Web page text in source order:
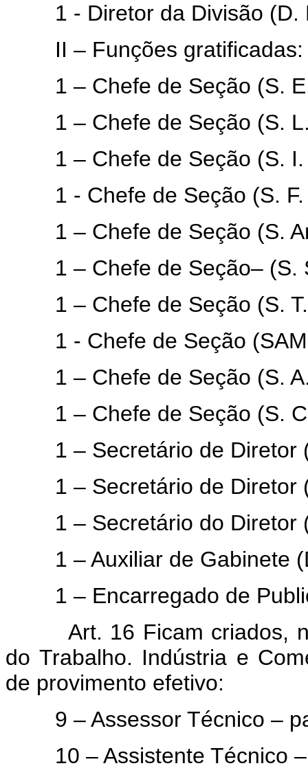
1 - Diretor da Divisão (D.
II – Funções gratificadas:
1 – Chefe de Seção (S. E.
1 – Chefe de Seção (S. L.
1 – Chefe de Seção (S. I.
1 - Chefe de Seção (S. F.
1 – Chefe de Seção (S.
1 – Chefe de Seção– (S.
1 – Chefe de Seção (S. T.
1 - Chefe de Seção
1 – Chefe de Seção (S. A.
1 – Chefe de Seção (S. C.
1 – Secretário de Diretor
1 – Secretário de Diretor
1 – Secretário do Diretor
1 – Auxiliar de Gabinete
1 – Encarregado de
Art. 16 Ficam criados,
do Trabalho. Indústria e
de provimento efetivo:
9 – Assessor Técnico –
10 – Assistente Técnico –